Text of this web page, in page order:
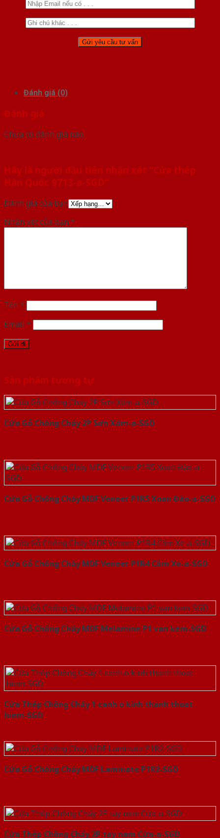
Đánh giá (0)
Đánh giá
Chưa có đánh giá nào.
Hãy là người đầu tiên nhận xét “Cửa thép
Hàn Quốc 9713-a-SGD”
Đánh giá của bạn
Nhận xét của bạn *
Tên *
Email *
Sản phẩm tương tự
Cửa Gỗ Chống Cháy 2P Sơn Xám-a-SGD
Cửa Gỗ Chống Cháy MDF Veneer P1R5 Xoan Đào-a-SGD
Cửa Gỗ Chống Cháy MDF Veneer P1R4 Căm Xe-a-SGD
Cửa Gỗ Chống Cháy MDF Melamine P1 van kem-SGD
Cửa Thép Chống Cháy 1 canh o kinh thanh thoat
hiem-SGD
Cửa Gỗ Chống Cháy MDF Laminate P1R2-SGD
Cửa Thép Chống Cháy 2P tay nam Cửa-a-SGD